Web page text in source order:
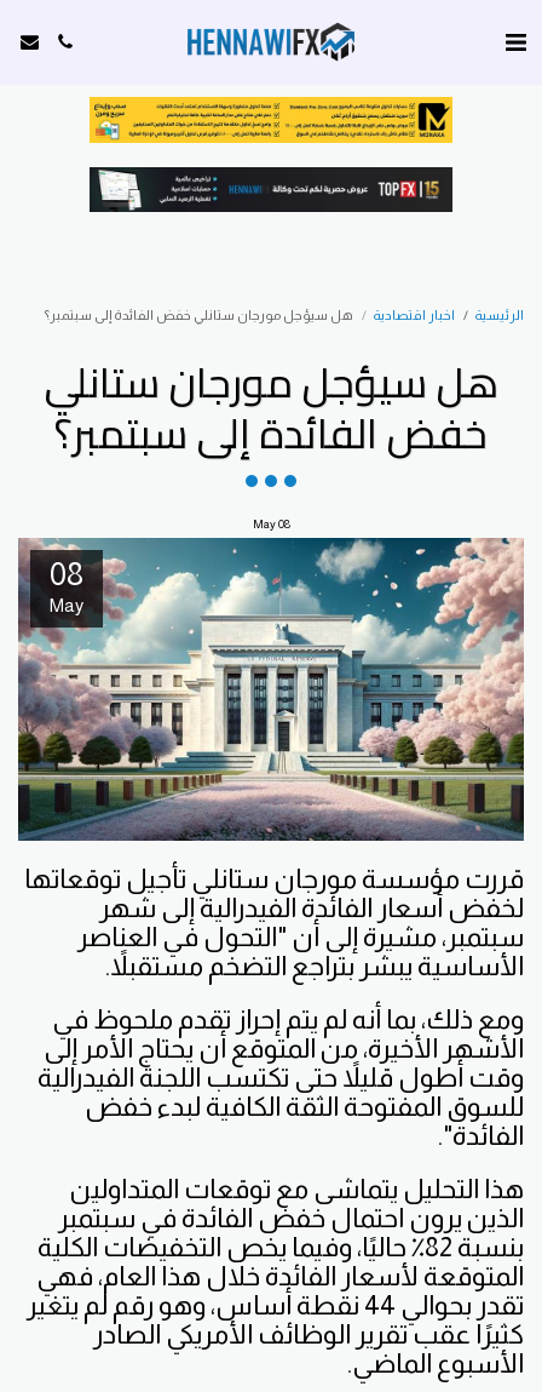
الرئيسية اخبار اقتصادية هل سيؤجل مورجان ستانلي خفض الفائدة إلى سبتمبر؟
هل سيؤجل مورجان ستانلي
خفض الفائدة إلى سبتمبر؟
08
May
08
May
قررت مؤسسة مورجان ستانلي تأجيل توقعاتها
لخفض أسعار الفائدة الفيدرالية إلى شهر
سبتمبر، مشيرة إلى أن "التحول في العناصر
الأساسية يبشر بتراجع التضخم مستقبلاً.
ومع ذلك، بما أنه لم يتم إحراز تقدم ملحوظ في
الأشهر الأخيرة، من المتوقع أن يحتاج الأمر إلى
وقت أطول قليلاً حتى تكتسب اللجنة الفيدرالية
للسوق المفتوحة الثقة الكافية لبدء خفض
الفائدة".
هذا التحليل يتماشى مع توقعات المتداولين
الذين يرون احتمال خفض الفائدة في سبتمبر
بنسبة 82٪ حاليًا، وفيما يخص التخفيضات الكلية
المتوقعة لأسعار الفائدة خلال هذا العام، فهي
تقدر بحوالي 44 نقطة أساس، وهو رقم لم يتغير
كثيرًا عقب تقرير الوظائف الأمريكي الصادر
الأسبوع الماضي.